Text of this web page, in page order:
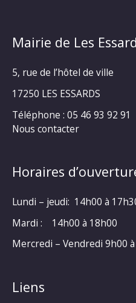
Mairie de Les
5, rue de l’hôtel de ville
17250 LES ESSARDS
Téléphone : 05 46 93 92 91
Nous contacter
Horaires
Lundi – jeudi: 14h00 à
Mardi : 14h00 à 18h00
Mercredi – Vendredi 9h00
Liens